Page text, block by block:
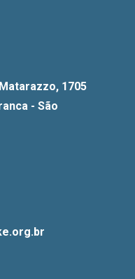
1705
- São